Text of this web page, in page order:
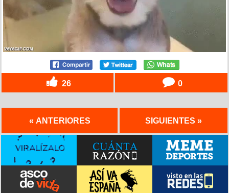
26 0
« ANTERIORES SIGUIENTES »